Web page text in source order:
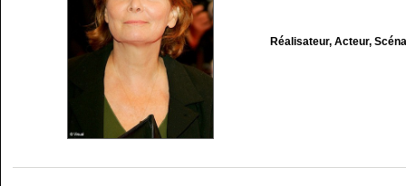
Réalisateur, Acteur,